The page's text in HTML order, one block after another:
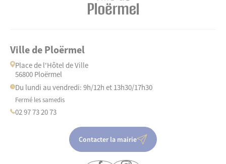
Ville de Ploërmel
Place de l'Hôtel de Ville
56800 Ploërmel
Du lundi au vendredi: 9h/12h et 13h30/17h30
Fermé les samedis
02 97 73 20 73
Contacter la mairie